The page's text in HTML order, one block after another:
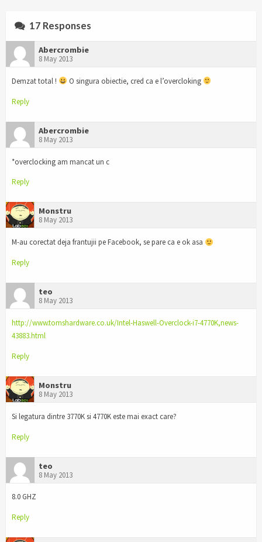
17 Responses
Abercrombie
8 May 2013
Demzat total ! O singura obiectie, cred ca e l’overcloking
Reply
Abercrombie
8 May 2013
*overclocking am mancat un c
Reply
Monstru
8 May 2013
M-au corectat deja frantujii pe Facebook, se pare ca e ok asa
Reply
teo
8 May 2013
http://www.tomshardware.co.uk/Intel-Haswell-Overclock-i7-4770K,news-
43883.html
Reply
Monstru
8 May 2013
Si legatura dintre 3770K si 4770K este mai exact care?
Reply
teo
8 May 2013
8.0 GHZ
Reply